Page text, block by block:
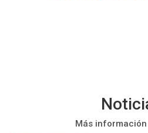
Más información